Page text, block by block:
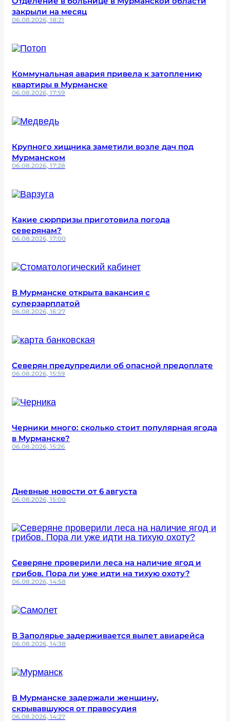
закрыли на месяц
06.08.2026, 18:21
Коммунальная авария привела к затоплению
квартиры в Мурманске
06.08.2026, 17:59
Крупного хищника заметили возле дач под
Мурманском
06.08.2026, 17:28
Какие сюрпризы приготовила погода
северянам?
06.08.2026, 17:00
В Мурманске открыта вакансия с
суперзарплатой
06.08.2026, 16:27
Северян предупредили об опасной предоплате
06.08.2026, 15:59
Черники много: сколько стоит популярная ягода
в Мурманске?
06.08.2026, 15:26
Дневные новости от 6 августа
06.08.2026, 15:00
Северяне проверили леса на наличие ягод и
грибов. Пора ли уже идти на тихую охоту?
06.08.2026, 14:58
В Заполярье задерживается вылет авиарейса
06.08.2026, 14:38
В Мурманске задержали женщину,
скрывавшуюся от правосудия
06.08.2026, 14:27